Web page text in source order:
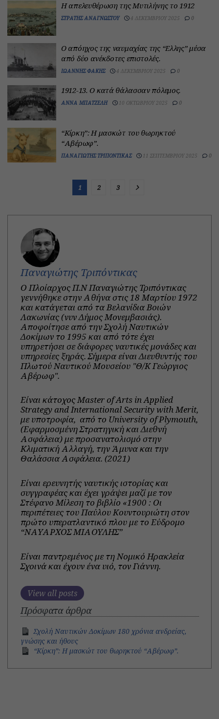
Η απελευθέρωση της Μυτιλήνης το 1912
ΣΤΡΑΤΉΣ ΑΝΑΓΝΏΣΤΟΥ 4 ΔΕΚΕΜΒΡΊΟΥ 2025 0
Ο απόηχος της ναυμαχίας της “Ελλης” μέσα
από δύο ανέκδοτες επιστολές.
ΙΩΆΝΝΗΣ ΦΑΚΉΣ 4 ΔΕΚΕΜΒΡΊΟΥ 2025 0
1912-13. Ο κατά θάλασσαν πόλεμος.
ΆΝΝΑ ΜΠΑΤΖΈΛΗ 10 ΟΚΤΩΒΡΊΟΥ 2025 0
“Κίρκη”: Η μασκώτ του θωρηκτού
“Αβέρωφ”.
ΠΑΝΑΓΙΏΤΗΣ ΤΡΙΠΌΝΤΙΚΑΣ 11 ΣΕΠΤΕΜΒΡΊΟΥ 2025 0
1 2 3
Παναγιώτης Τριπόντικας
Ο Πλοίαρχος Π.Ν Παναγιώτης Τριπόντικας
γεννήθηκε στην Αθήνα στις 18 Μαρτίου 1972
και κατάγεται από τα Βελανίδια Βοιών
Λακωνίας (νυν Δήμος Μονεμβασιάς).
Αποφοίτησε από την Σχολή Ναυτικών
Δοκίμων το 1995 και από τότε έχει
υπηρετήσει σε διάφορες ναυτικές μονάδες και
υπηρεσίες ξηράς. Σήμερα είναι Διευθυντής του
Πλωτού Ναυτικού Μουσείου "Θ/Κ Γεώργιος
Αβέρωφ".
Είναι κάτοχος Master of Arts in Applied
Strategy and International Security with Merit,
με υποτροφία, από το University of Plymouth,
(Εφαρμοσμένη Στρατηγική και Διεθνή
Ασφάλεια) με προσανατολισμό στην
Κλιματική Αλλαγή, την Άμυνα και την
Θαλάσσια Ασφάλεια. (2021)
Είναι ερευνητής ναυτικής ιστορίας και
συγγραφέας και έχει γράψει μαζί με τον
Στέφανο Μίλεση το βιβλίο «1900 : Οι
περιπέτειες του Παύλου Κουντουριώτη στον
πρώτο υπερατλαντικό πλου με το Εύδρομο
“ΝΑΥΑΡΧΟΣ ΜΙΑΟΥΛΗΣ”
Είναι παντρεμένος με τη Νομικό Ηρακλεία
Σχοινά και έχουν ένα υιό, τον Γιάννη.
View all posts
Πρόσφατα άρθρα
Σχολή Ναυτικών Δοκίμων 180 χρόνια ανδρείας,
γνώσης και ήθους
“Κίρκη”: Η μασκώτ του θωρηκτού “Αβέρωφ”.